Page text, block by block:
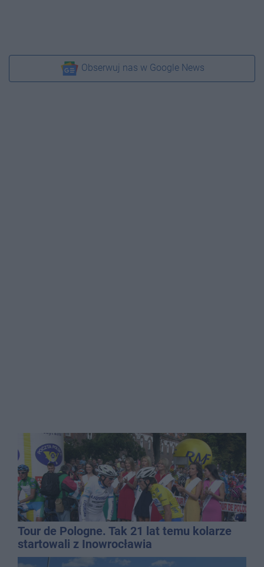
Obserwuj nas w Google News
Tour de Pologne. Tak 21 lat temu kolarze
startowali z Inowrocławia